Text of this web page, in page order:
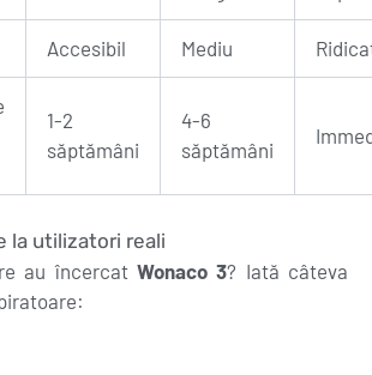
Accesibil Mediu
1-2
săptămâni
4-6
săptămâni
la utilizatori reali
au încercat Wonaco 3? Iată câteva